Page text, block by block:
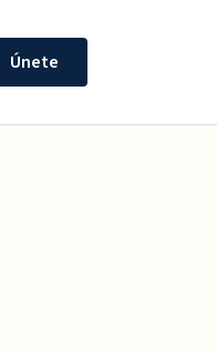
Únete